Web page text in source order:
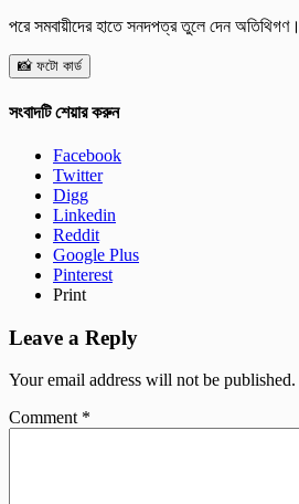
পরে সমবায়ীদের হাতে সনদপত্র তুলে দেন অতিথিগণ।
📸 ফটো কার্ড
সংবাদটি শেয়ার করুন
Facebook
Twitter
Digg
Linkedin
Reddit
Google Plus
Pinterest
Print
Leave a Reply
Your email address will not be published.
Comment *